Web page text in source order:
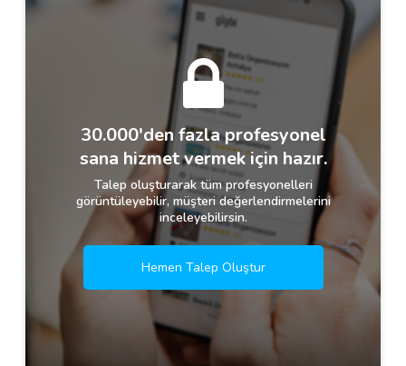
30.000'den fazla profesyonel
sana hizmet vermek için hazır.
Talep oluşturarak tüm profesyonelleri
görüntüleyebilir, müşteri değerlendirmelerini
inceleyebilirsin.
Hemen Talep Oluştur